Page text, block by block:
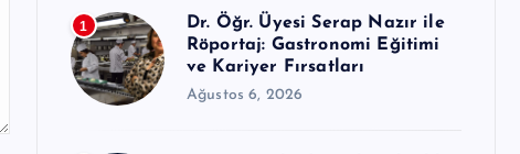
1
Dr. Öğr. Üyesi Serap Nazır ile
Röportaj: Gastronomi Eğitimi
ve Kariyer Fırsatları
Ağustos 6, 2026